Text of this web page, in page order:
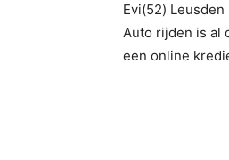
Evi(52) Leusden
Auto rijden is al
een online